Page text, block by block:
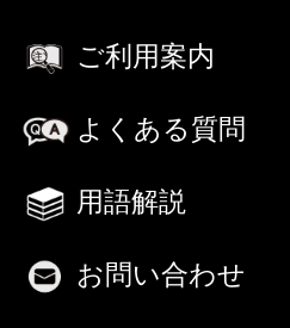
ご利用案内
よくある質問
用語解説
お問い合わせ